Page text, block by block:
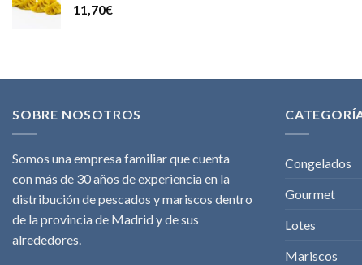
11,70€
SOBRE NOSOTROS
Somos una empresa familiar que cuenta
con más de 30 años de experiencia en la
distribución de pescados y mariscos dentro
de la provincia de Madrid y de sus
alrededores.
Congelados
Gourmet
Lotes
Mariscos